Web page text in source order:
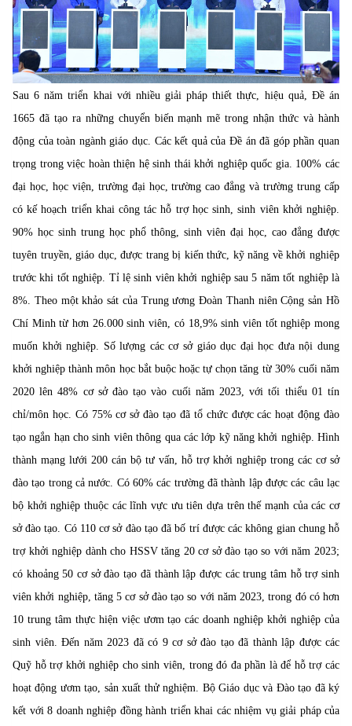
Sau 6 năm triển khai với nhiều giải pháp thiết thực, hiệu quả, Đề án
1665 đã tạo ra những chuyển biến mạnh mẽ trong nhận thức và hành
động của toàn ngành giáo dục. Các kết quả của Đề án đã góp phần quan
trọng trong việc hoàn thiện hệ sinh thái khởi nghiệp quốc gia. 100% các
đại học, học viện, trường đại học, trường cao đẳng và trường trung cấp
có kế hoạch triển khai công tác hỗ trợ học sinh, sinh viên khởi nghiệp.
90% học sinh trung học phổ thông, sinh viên đại học, cao đẳng được
tuyên truyền, giáo dục, được trang bị kiến thức, kỹ năng về khởi nghiệp
trước khi tốt nghiệp. Tỉ lệ sinh viên khởi nghiệp sau 5 năm tốt nghiệp là
8%. Theo một khảo sát của Trung ương Đoàn Thanh niên Cộng sản Hồ
Chí Minh từ hơn 26.000 sinh viên, có 18,9% sinh viên tốt nghiệp mong
muốn khởi nghiệp. Số lượng các cơ sở giáo dục đại học đưa nội dung
khởi nghiệp thành môn học bắt buộc hoặc tự chọn tăng từ 30% cuối năm
2020 lên 48% cơ sở đào tạo vào cuối năm 2023, với tối thiểu 01 tín
chỉ/môn học. Có 75% cơ sở đào tạo đã tổ chức được các hoạt động đào
tạo ngắn hạn cho sinh viên thông qua các lớp kỹ năng khởi nghiệp. Hình
thành mạng lưới 200 cán bộ tư vấn, hỗ trợ khởi nghiệp trong các cơ sở
đào tạo trong cả nước. Có 60% các trường đã thành lập được các câu lạc
bộ khởi nghiệp thuộc các lĩnh vực ưu tiên dựa trên thế mạnh của các cơ
sở đào tạo. Có 110 cơ sở đào tạo đã bố trí được các không gian chung hỗ
trợ khởi nghiệp dành cho HSSV tăng 20 cơ sở đào tạo so với năm 2023;
có khoảng 50 cơ sở đào tạo đã thành lập được các trung tâm hỗ trợ sinh
viên khởi nghiệp, tăng 5 cơ sở đào tạo so với năm 2023, trong đó có hơn
10 trung tâm thực hiện việc ươm tạo các doanh nghiệp khởi nghiệp của
sinh viên. Đến năm 2023 đã có 9 cơ sở đào tạo đã thành lập được các
Quỹ hỗ trợ khởi nghiệp cho sinh viên, trong đó đa phần là để hỗ trợ các
hoạt động ươm tạo, sản xuất thử nghiệm. Bộ Giáo dục và Đào tạo đã ký
kết với 8 doanh nghiệp đồng hành triển khai các nhiệm vụ giải pháp của